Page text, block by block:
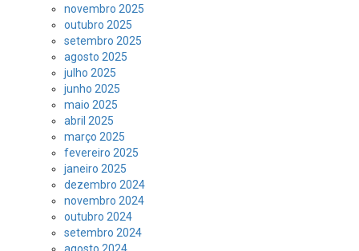
novembro 2025
outubro 2025
setembro 2025
agosto 2025
julho 2025
junho 2025
maio 2025
abril 2025
março 2025
fevereiro 2025
janeiro 2025
dezembro 2024
novembro 2024
outubro 2024
setembro 2024